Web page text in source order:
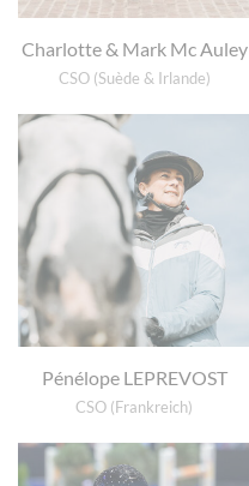
Charlotte & Mark Mc Auley
CSO (Suède & Irlande)
Pénélope LEPREVOST
CSO (Frankreich)